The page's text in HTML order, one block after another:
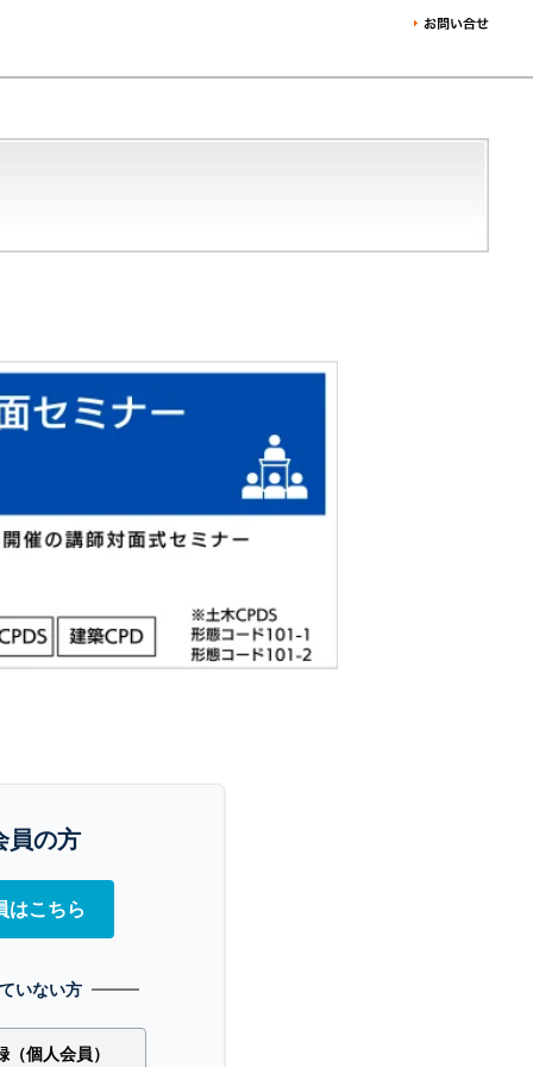
員の方
はこちら
いない方
個人会員）